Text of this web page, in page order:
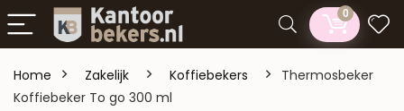
0
Home Zakelijk Koffiebekers
Thermosbeker
Koffiebeker To go 300 ml